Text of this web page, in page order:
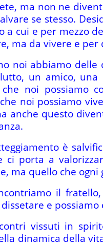
ma non ne
se stesso.
a cui e per mezzo
ma da vivere e
noi abbiamo
un amico,
noi possiamo
noi possiamo
anche questo
è
ci porta a
ma quello che ogni
il
e
vissuti in
dinamica della